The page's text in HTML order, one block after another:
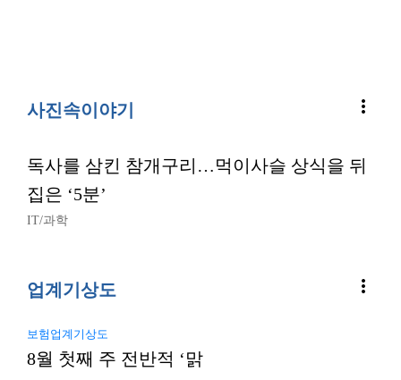
사진속이야기 more_vert
독사를 삼킨 참개구리…먹이사슬 상식을 뒤
집은 ‘5분’
IT/과학
업계기상도 more_vert
보험업계기상도
8월 첫째 주 전반적 ‘맑